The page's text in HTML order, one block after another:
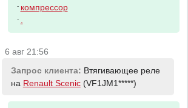
- компрессор
-
6 авг 21:56
Запрос клиента: Втягивающее реле
на Renault Scenic(VF1JM1*****)